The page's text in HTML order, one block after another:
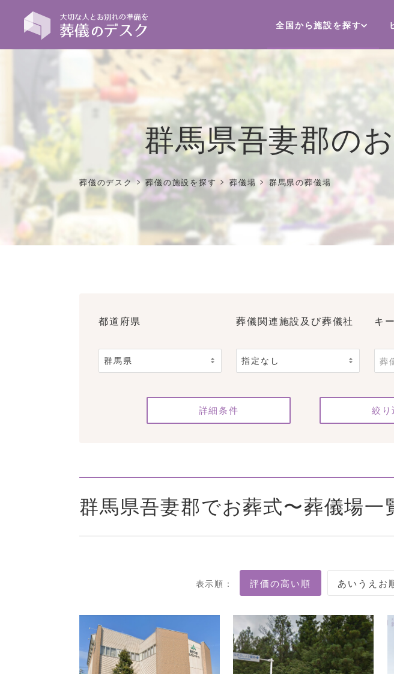
全国から施設を探す
群馬県吾妻郡の
葬儀のデスク>葬儀の施設を探す >葬儀場 > 群馬県の葬儀場
都道府県 葬儀関連施設及び葬儀社 キ
詳細条件
群馬県吾妻郡でお葬式〜葬儀場一
表示順：